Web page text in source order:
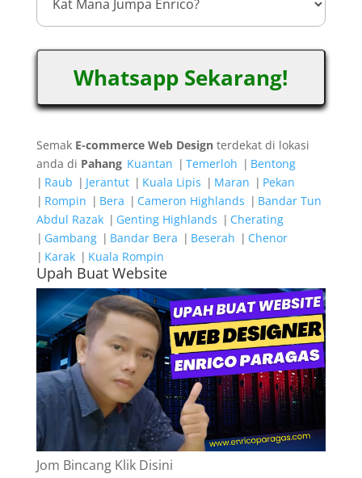
Whatsapp Sekarang!
Semak E-commerce Web Designterdekat di lokasi
anda di Pahang Kuantan | Temerloh | Bentong
| Raub | Jerantut | Kuala Lipis | Maran | Pekan
| Rompin | Bera | Cameron Highlands | Bandar Tun
Abdul Razak | Genting Highlands | Cherating
| Gambang | Bandar Bera | Beserah | Chenor
| Karak | Kuala Rompin
Upah Buat Website
Jom Bincang Klik Disini